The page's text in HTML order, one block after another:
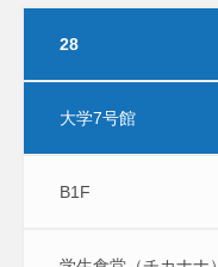
28
大学7号館
B1F